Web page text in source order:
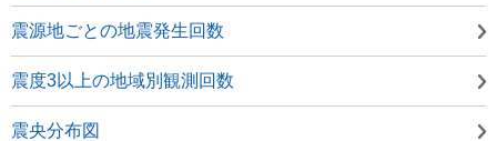
震源地ごとの地震発生回数
震度3以上の地域別観測回数
震央分布図